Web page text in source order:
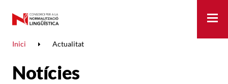
Inici Actualitat
Notícies